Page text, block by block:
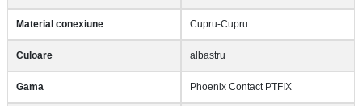
Material conexiune Cupru-Cupru
Culoare albastru
Gama Phoenix Contact PTFIX